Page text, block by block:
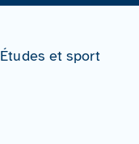
Études et sport